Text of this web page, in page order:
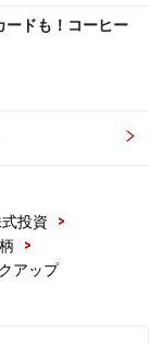
31まで）
ゼント
に参加が可能に
ードも！コーヒー
投資
>
>
アップ